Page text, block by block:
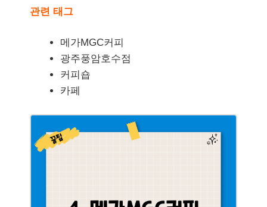
관련 태그
메가MGC커피
광주풍암호수점
커피숍
카페